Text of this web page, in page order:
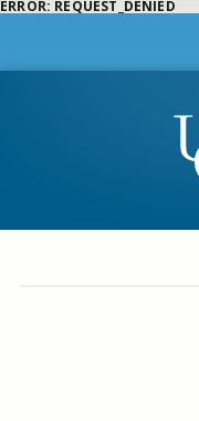
ERROR: REQUEST_DENIED